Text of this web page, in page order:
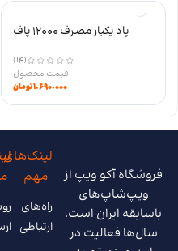
پاد یکبار مصرف 12000 پاف
(14)
۱.۶۹۰.۰۰۰تومان
فروشگاه آکو ویپ از
ویپ‌شاپ‌های
باسابقه ایران است.
سال‌ها فعالیت در
لینک‌های
مهم
راه‌های
ارتباطی